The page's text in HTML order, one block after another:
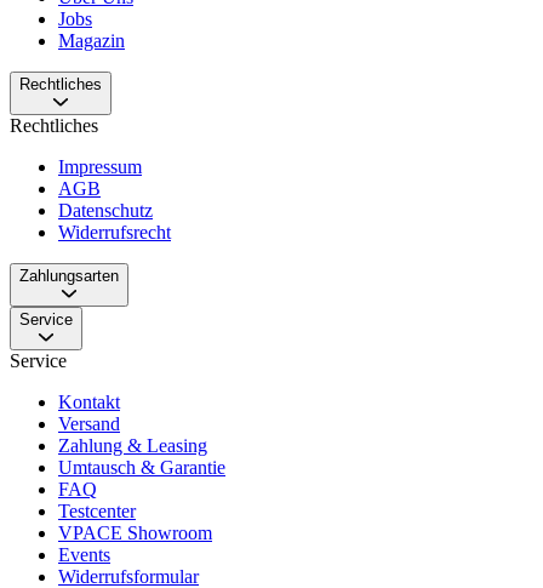
Jobs
Magazin
Rechtliches
Rechtliches
Impressum
AGB
Datenschutz
Widerrufsrecht
Zahlungsarten
Service
Service
Kontakt
Versand
Zahlung & Leasing
Umtausch & Garantie
FAQ
Testcenter
VPACE Showroom
Events
Widerrufsformular